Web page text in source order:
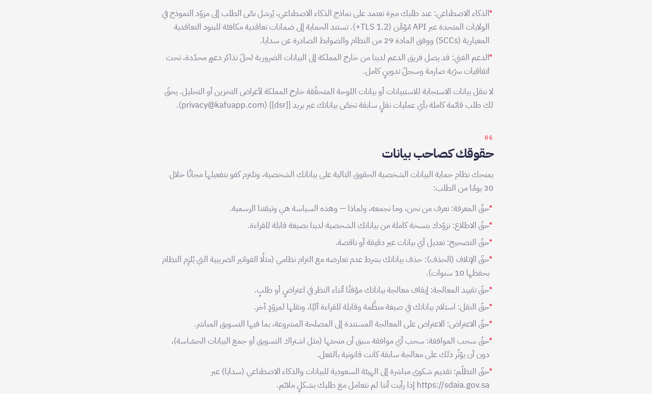
الذكاء الاصطناعي: عند طلبك ميزة تعتمد على نماذج الذكاء الاصطناعي، يُرسَل نصّ الطلب إلى مزوّد النموذج في
الولايات المتحدة عبر API مُؤمَّن (TLS 1.2+). تستند الحماية إلى ضمانات تعاقدية مكافئة للبنود التعاقدية
المعيارية (SCCs) ووفق المادة 29 من النظام والضوابط الصادرة عن سدايا.
الدعم الفني: قد يصل فريق الدعم لدينا من خارج المملكة إلى البيانات الضرورية لحلّ تذاكر دعمٍ محدّدة، تحت
اتفاقيات سرّية صارمة وسجلّ تدوينٍ كامل.
لا ننقل بيانات الاستجابة للاستبيانات أو بيانات اللوحة المتحقّقة خارج المملكة لأغراض التخزين أو التحليل. يحقّ
لك طلب قائمة كاملة بأي عمليات نقلٍ سابقة تخصّ بياناتك عبر بريد [[dsr]] (privacy@kafuapp.com).
06
حقوقك كصاحب بيانات
يمنحك نظام حماية البيانات الشخصية الحقوق التالية على بياناتك الشخصية، وتلتزم كفو بتفعيلها مجانًا خلال
30 يومًا من الطلب:
حقّ المعرفة: تعرف من نحن، وما نجمعه، ولماذا — وهذه السياسة هي وثيقتنا الرسمية.
حقّ الاطلاع: نزوّدك بنسخة كاملة من بياناتك الشخصية لدينا بصيغة قابلة للقراءة.
حقّ التصحيح: تعديل أي بيانات غير دقيقة أو ناقصة.
حقّ الإتلاف (الحذف): حذف بياناتك بشرط عدم تعارضه مع التزام نظامي (مثلًا الفواتير الضريبية التي يُلزِم النظام
بحفظها 10 سنوات).
حقّ تقييد المعالجة: إيقاف معالجة بياناتك مؤقتًا أثناء النظر في اعتراضٍ أو طلبٍ.
حقّ النقل: استلام بياناتك في صيغة منظَّمة وقابلة للقراءة آليًا، ونقلها لمزوّدٍ آخر.
حقّ الاعتراض: الاعتراض على المعالجة المستندة إلى المصلحة المشروعة، بما فيها التسويق المباشر.
حقّ سحب الموافقة: سحب أي موافقة سبق أن منحتها (مثل اشتراك التسويق أو جمع البيانات الحسّاسة)،
دون أن يؤثّر ذلك على معالجة سابقة كانت قانونية بالفعل.
حقّ التظلّم: تقديم شكوى مباشرة إلى الهيئة السعودية للبيانات والذكاء الاصطناعي (سدايا) عبر
https://sdaia.gov.sa إذا رأيت أننا لم نتعامل مع طلبك بشكلٍ ملائم.